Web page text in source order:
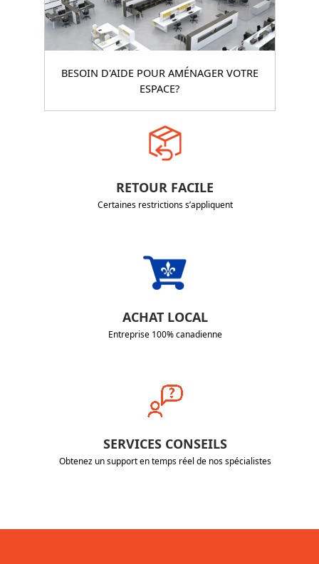
BESOIN D'AIDE POUR AMÉNAGER VOTRE
ESPACE?
RETOUR FACILE
Certaines restrictions s’appliquent
ACHAT LOCAL
Entreprise 100% canadienne
SERVICES CONSEILS
Obtenez un support en temps réel de nos spécialistes